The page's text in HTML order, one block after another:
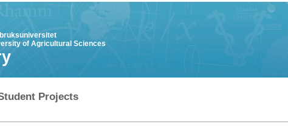
of Agricultural Sciences
Projects